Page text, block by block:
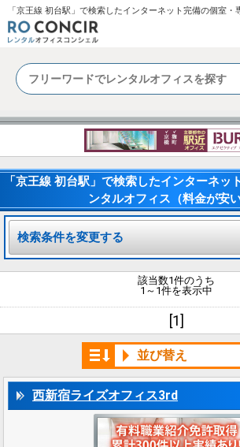
「京王線 初台駅」で検索したインターネット完備の個室
「京王線 初台駅」で検索したインターネッ
ンタルオフィス（料金が安い
検索条件を変更する
該当数1件のうち
1～1件を表示中
[1]
並び替え
西新宿ライズオフィス3rd